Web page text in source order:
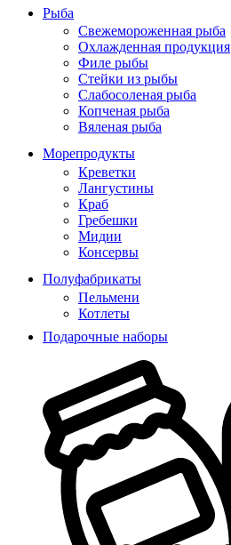
Рыба
Свежемороженная рыба
Охлажденная продукция
Филе рыбы
Стейки из рыбы
Слабосоленая рыба
Копченая рыба
Вяленая рыба
Морепродукты
Креветки
Лангустины
Краб
Гребешки
Мидии
Консервы
Полуфабрикаты
Пельмени
Котлеты
Подарочные наборы